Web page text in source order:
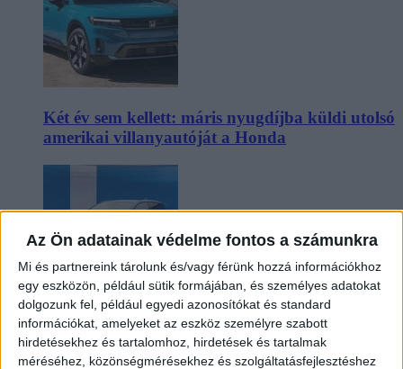
Az Ön adatainak védelme fontos a számunkra
Mi és partnereink tárolunk és/vagy férünk hozzá információkhoz
egy eszközön, például sütik formájában, és személyes adatokat
dolgozunk fel, például egyedi azonosítókat és standard
információkat, amelyeket az eszköz személyre szabott
hirdetésekhez és tartalomhoz, hirdetések és tartalmak
méréséhez, közönségmérésekhez és szolgáltatásfejlesztéshez
Két év sem kellett: máris nyugdíjba küldi utolsó
amerikai villanyautóját a Honda
Kilencmillió alatt indul a legolcsóbb elektromos
Volkswagen